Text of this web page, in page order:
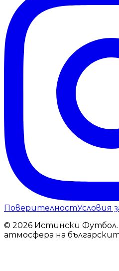
ПоверителностУсловия
© 2026 Истински
атмосфера на